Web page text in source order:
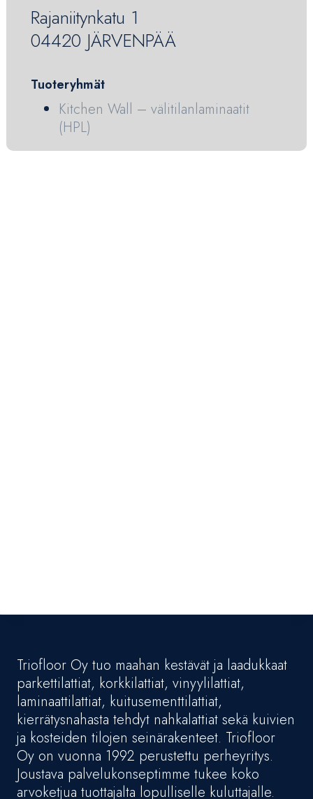
Rajaniitynkatu 1
04420 JÄRVENPÄÄ
Tuoteryhmät
Kitchen Wall – välitilanlaminaatit
(HPL)
Triofloor Oy tuo maahan kestävät ja laadukkaat
parkettilattiat, korkkilattiat, vinyylilattiat,
laminaattilattiat, kuitusementtilattiat,
kierrätysnahasta tehdyt nahkalattiat sekä kuivien
ja kosteiden tilojen seinärakenteet. Triofloor
Oy on vuonna 1992 perustettu perheyritys.
Joustava palvelukonseptimme tukee koko
arvoketjua tuottajalta lopulliselle kuluttajalle.